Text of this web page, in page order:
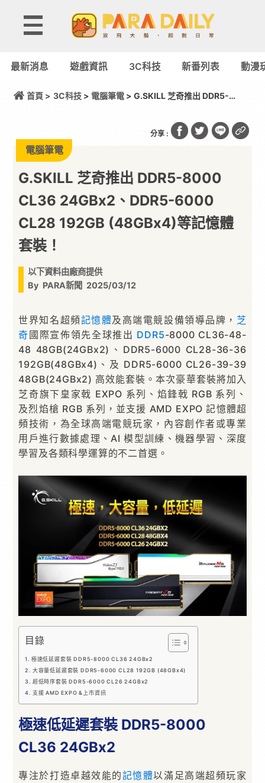
最新消息 遊戲資訊 3C科技 新番列表 動漫
首頁 > 3C科技> 電腦筆電> G.SKILL 芝奇推出 DDR5-
分享 :
電腦筆電
G.SKILL 芝奇推出 DDR5-8000
CL36 24GBx2、DDR5-6000
CL28 192GB (48GBx4)等記憶體
套裝！
以下資料由廠商提供
By PARA新聞 2025/03/12
世界知名超頻記憶體及高端電競設備領導品牌， 芝
奇國際宣佈領先全球推出 DDR5-8000 CL36-48-
48 48GB(24GBx2)、DDR5-6000 CL28-36-36
192GB(48GBx4)、及 DDR5-6000 CL26-39-39
48GB(24GBx2) 高效能套裝。本次豪華套裝將加入
芝奇旗下皇家戟 EXPO 系列、焰鋒戟 RGB 系列、
及烈焰槍 RGB 系列，並支援 AMD EXPO 記憶體超
頻技術，為全球高端電競玩家，內容創作者或專業
用戶進行數據處理、AI 模型訓練、機器學習、深度
學習及各類科學運算的不二首選。
目錄
極速低延遲套裝 DDR5-8000 CL36 24GBx2
大容量低延遲套裝 DDR5-6000 CL28 192GB (48GBx4)
超低時序套裝 DDR5-6000 CL26 24GBx2
支援 AMD EXPO &上市資訊
極速低延遲套裝 DDR5-8000
CL36 24GBx2
專注於打造卓越效能的記憶體以滿足高端超頻玩家